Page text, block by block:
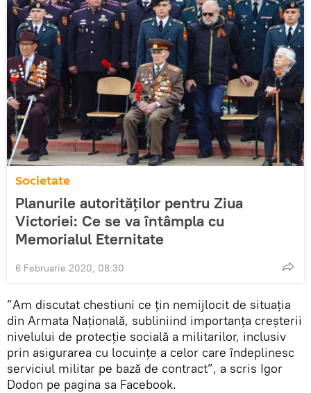
Societate
Planurile autorităților pentru Ziua
Victoriei: Ce se va întâmpla cu
Memorialul Eternitate
6 Februarie 2020, 08:30
”Am discutat chestiuni ce țin nemijlocit de situația
din Armata Națională, subliniind importanța creșterii
nivelului de protecție socială a militarilor, inclusiv
prin asigurarea cu locuințe a celor care îndeplinesc
serviciul militar pe bază de contract”, a scris Igor
Dodon pe pagina sa Facebook.